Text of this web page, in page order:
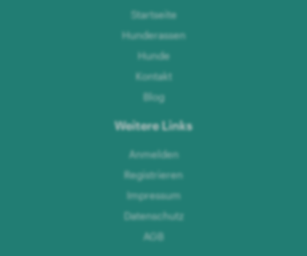
Startseite
Hunderassen
Hunde
Kontakt
Blog
Weitere Links
Anmelden
Registrieren
Impressum
Datenschutz
AGB